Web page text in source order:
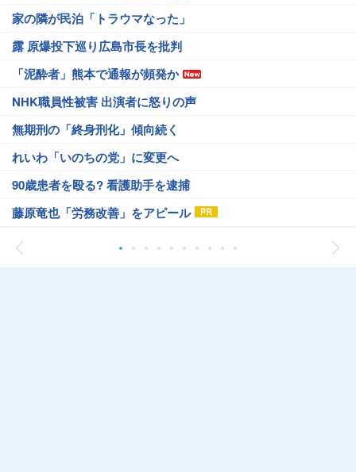
家の隣が民泊「トラウマなった」
露 原爆投下巡り広島市長を批判
「泥酔者」熊本で通報が頻発か
NHK職員性被害 出演者に怒りの声
無期刑の「終身刑化」傾向続く
れいわ「いのちの党」に変更へ
90歳患者を殴る? 看護助手を逮捕
藤原竜也「労務改善」をアピール